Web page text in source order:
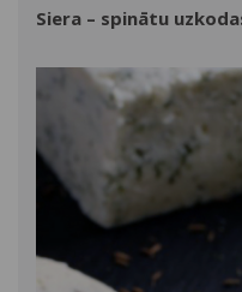
Siera – spinātu